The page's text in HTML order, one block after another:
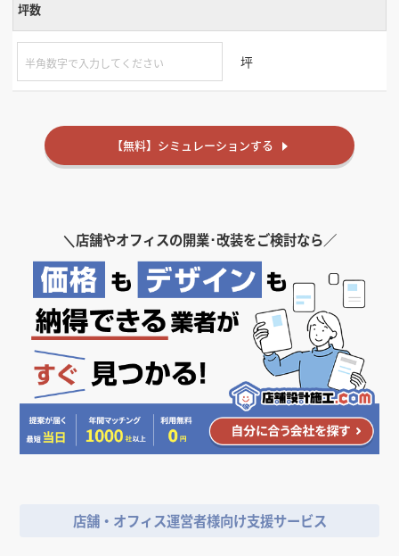
坪数
坪
【無料】シミュレーションする
＼店舗やオフィスの開業･改装をご検討なら／
店舗・オフィス運営者様向け支援サービス